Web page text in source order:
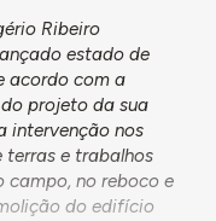
Ribeiro
estado de
acordo com a
projeto da sua
intervenção nos
terras e trabalhos
campo, no reboco e
do edifício